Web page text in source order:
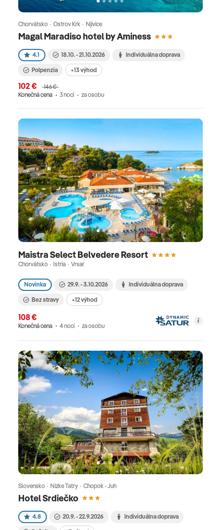
Magal Maradiso hotel by Aminess
Chorvátsko · Ostrov Krk · Njivice
4.1 18.10. - 21.10.2026 Individuálna doprava
Polpenzia +13 výhod
102 €
146 €
Konečná cena
3 nocí za osobu
Maistra Select Belvedere Resort
Chorvátsko · Istria · Vrsar
Novinka 29.9. - 3.10.2026 Individuálna doprava
Bez stravy +12 výhod
108 €
Konečná cena 4 nocí za osobu
Hotel Srdiečko
Slovensko · Nízke Tatry · Chopok - Juh
4.8 20.9. - 22.9.2026 Individuálna doprava